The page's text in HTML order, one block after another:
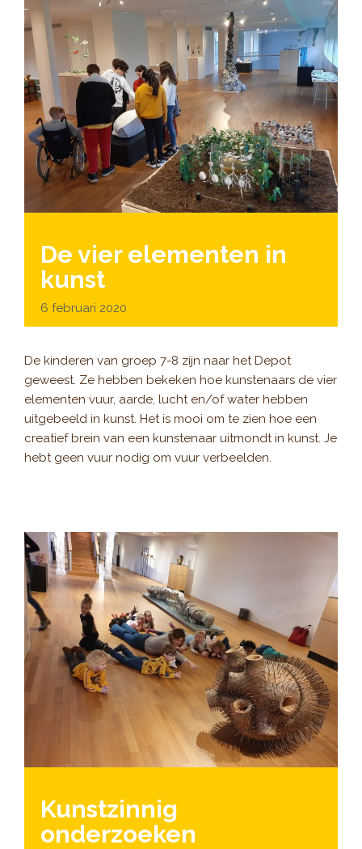
De vier elementen in
kunst
6 februari 2020
De kinderen van groep 7-8 zijn naar het Depot
geweest. Ze hebben bekeken hoe kunstenaars de vier
elementen vuur, aarde, lucht en/of water hebben
uitgebeeld in kunst. Het is mooi om te zien hoe een
creatief brein van een kunstenaar uitmondt in kunst. Je
hebt geen vuur nodig om vuur verbeelden.
Kunstzinnig
onderzoeken